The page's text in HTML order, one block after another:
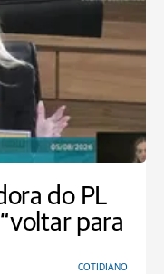
do PL
para
COTIDIANO